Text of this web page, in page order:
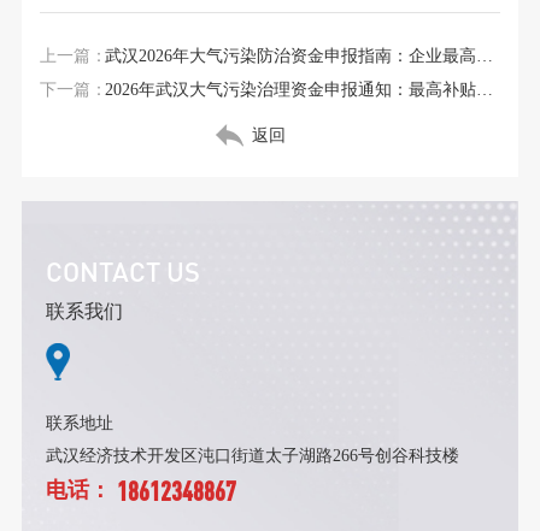
上一篇：
武汉2026年大气污染防治资金申报指南：企业最高可获千万补贴
下一篇：
2026年武汉大气污染治理资金申报通知：最高补贴额度及申请要点
返回
CONTACT US
联系我们
联系地址
武汉经济技术开发区沌口街道太子湖路266号创谷科技楼
电话： 18612348867